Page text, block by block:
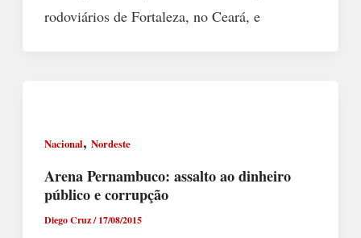
rodoviários de Fortaleza, no Ceará, e
Nacional, Nordeste
Arena Pernambuco: assalto ao dinheiro
público e corrupção
Diego Cruz/17/08/2015